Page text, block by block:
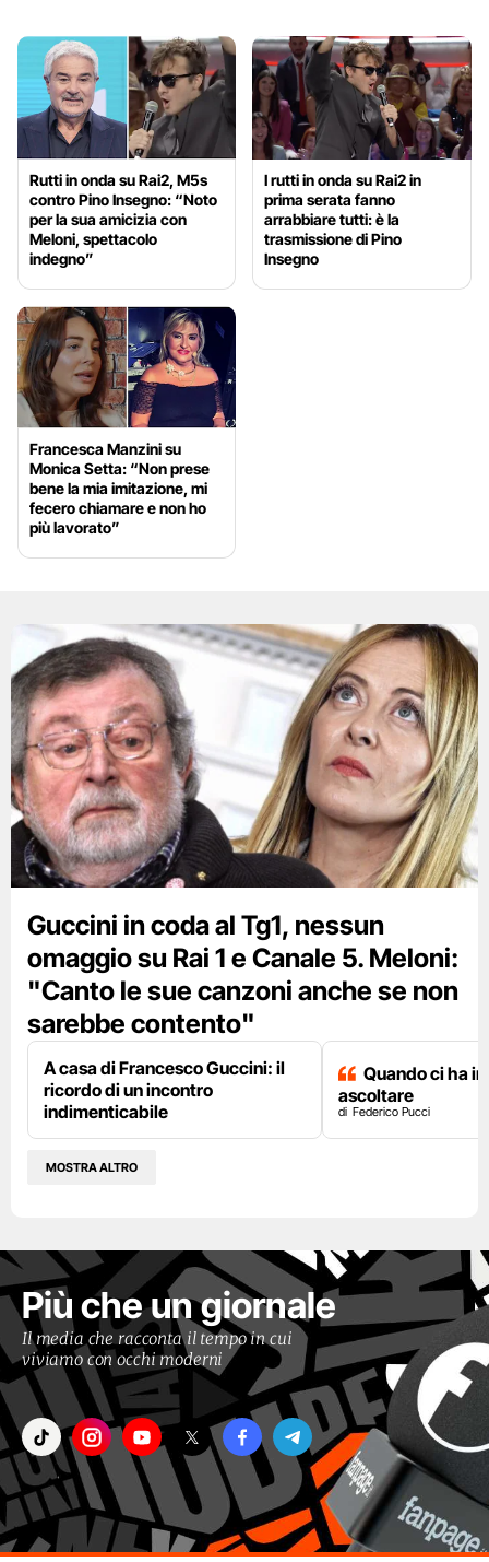
Rutti in onda su Rai2, M5s
contro Pino Insegno: “Noto
per la sua amicizia con
Meloni, spettacolo
indegno”
I rutti in onda su Rai2 in
prima serata fanno
arrabbiare tutti: è la
trasmissione di Pino
Insegno
Francesca Manzini su
Monica Setta: “Non prese
bene la mia imitazione, mi
fecero chiamare e non ho
più lavorato”
Guccini in coda al Tg1, nessun
omaggio su Rai 1 e Canale 5. Meloni:
"Canto le sue canzoni anche se non
sarebbe contento"
A casa di Francesco Guccini: il
ricordo di un incontro
indimenticabile
Quando ci ha
ascoltare
Federico Pucci
MOSTRA ALTRO
Più che un giornale
Il media che racconta il tempo in cui
viviamo con occhi moderni